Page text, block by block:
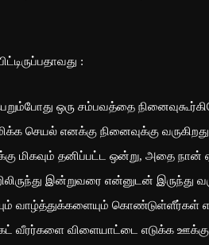
:
ஒரு சம்பவத்தை
செயல் எனக்கு நினைவுக்கு
மிகவும் தனிப்பட்ட ஒன்று, அதை
இன்றுவரை என்னுடன் இருந்து
வாழ்த்துக்களையும் கொண்டுள்ளீர்கள்
விளையாட்டை எடுக்க